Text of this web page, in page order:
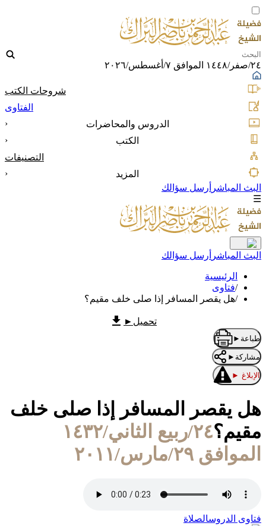
٢٤/صفر/١٤٤٨ الموافق ٧/أغسطس/٢٠٢٦
شروحات الكتب
الفتاوى
الدروس والمحاضرات
‹
الكتب
‹
التصنيفات
المزيد
‹
البث المباشر أرسل سؤالك
☰
البث المباشر أرسل سؤالك
الرئيسية
/فتاوى
/هل يقصر المسافر إذا صلى خلف مقيم؟
تحميل ►
طباعة ►
مشاركة ►
الإبلاغ ►
هل يقصر المسافر إذا صلى خلف
مقيم؟
٢٤/ربيع الثاني/١٤٣٢
الموافق ٢٩/مارس/٢٠١١
فتاوى الدروسالصلاة